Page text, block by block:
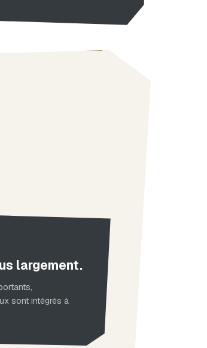
largement.
sont intégrés à